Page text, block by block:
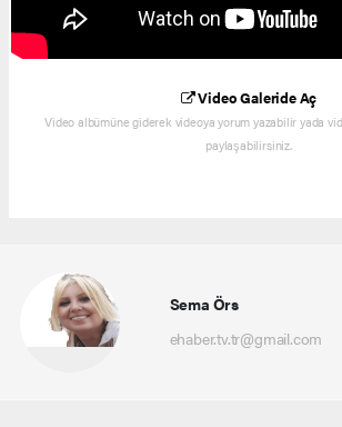
Video Galeride Aç
Video albümüne giderek videoya yorum yazabilir yada
paylaşabilirsiniz.
Sema Örs
ehaber.tv.tr@gmail.com